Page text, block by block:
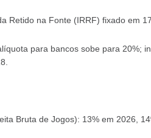
Retido na Fonte (IRRF) fixado em
para bancos sobe para 20%;
Bruta de Jogos): 13% em 2026,